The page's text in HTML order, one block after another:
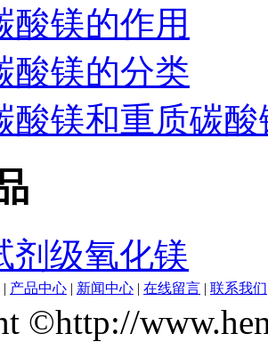
酸镁的作用
酸镁的分类
酸镁和重质碳
剂级氧化镁
| 产品中心 | 新闻中心 | 在线留言 | 联系我们
©http://